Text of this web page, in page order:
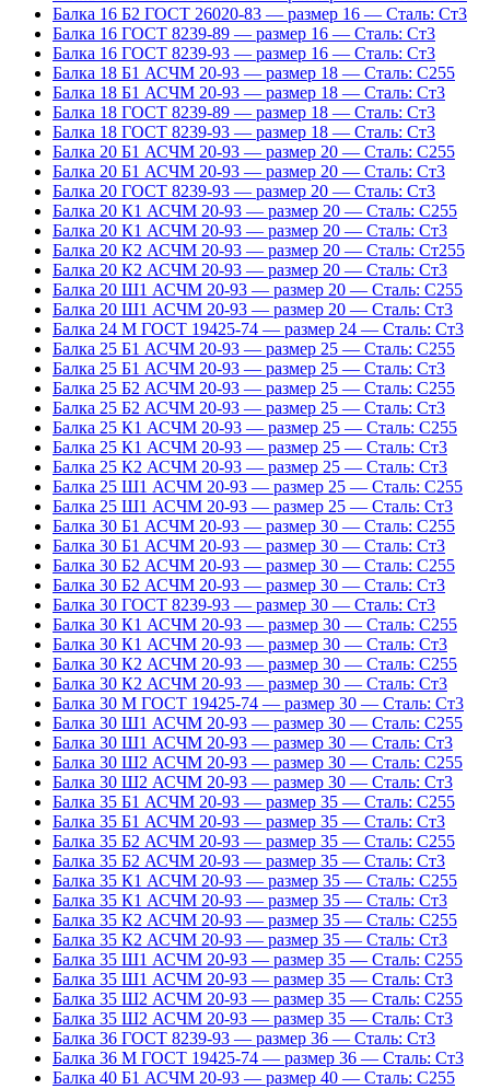
Балка 16 Б2 ГОСТ 26020-83 — размер 16 — Сталь: Ст3
Балка 16 ГОСТ 8239-89 — размер 16 — Сталь: Ст3
Балка 16 ГОСТ 8239-93 — размер 16 — Сталь: Ст3
Балка 18 Б1 АСЧМ 20-93 — размер 18 — Сталь: С255
Балка 18 Б1 АСЧМ 20-93 — размер 18 — Сталь: Ст3
Балка 18 ГОСТ 8239-89 — размер 18 — Сталь: Ст3
Балка 18 ГОСТ 8239-93 — размер 18 — Сталь: Ст3
Балка 20 Б1 АСЧМ 20-93 — размер 20 — Сталь: С255
Балка 20 Б1 АСЧМ 20-93 — размер 20 — Сталь: Ст3
Балка 20 ГОСТ 8239-93 — размер 20 — Сталь: Ст3
Балка 20 К1 АСЧМ 20-93 — размер 20 — Сталь: С255
Балка 20 К1 АСЧМ 20-93 — размер 20 — Сталь: Ст3
Балка 20 К2 АСЧМ 20-93 — размер 20 — Сталь: Ст255
Балка 20 К2 АСЧМ 20-93 — размер 20 — Сталь: Ст3
Балка 20 Ш1 АСЧМ 20-93 — размер 20 — Сталь: С255
Балка 20 Ш1 АСЧМ 20-93 — размер 20 — Сталь: Ст3
Балка 24 М ГОСТ 19425-74 — размер 24 — Сталь: Ст3
Балка 25 Б1 АСЧМ 20-93 — размер 25 — Сталь: С255
Балка 25 Б1 АСЧМ 20-93 — размер 25 — Сталь: Ст3
Балка 25 Б2 АСЧМ 20-93 — размер 25 — Сталь: С255
Балка 25 Б2 АСЧМ 20-93 — размер 25 — Сталь: Ст3
Балка 25 К1 АСЧМ 20-93 — размер 25 — Сталь: С255
Балка 25 К1 АСЧМ 20-93 — размер 25 — Сталь: Ст3
Балка 25 К2 АСЧМ 20-93 — размер 25 — Сталь: Ст3
Балка 25 Ш1 АСЧМ 20-93 — размер 25 — Сталь: С255
Балка 25 Ш1 АСЧМ 20-93 — размер 25 — Сталь: Ст3
Балка 30 Б1 АСЧМ 20-93 — размер 30 — Сталь: С255
Балка 30 Б1 АСЧМ 20-93 — размер 30 — Сталь: Ст3
Балка 30 Б2 АСЧМ 20-93 — размер 30 — Сталь: С255
Балка 30 Б2 АСЧМ 20-93 — размер 30 — Сталь: Ст3
Балка 30 ГОСТ 8239-93 — размер 30 — Сталь: Ст3
Балка 30 К1 АСЧМ 20-93 — размер 30 — Сталь: С255
Балка 30 К1 АСЧМ 20-93 — размер 30 — Сталь: Ст3
Балка 30 К2 АСЧМ 20-93 — размер 30 — Сталь: С255
Балка 30 К2 АСЧМ 20-93 — размер 30 — Сталь: Ст3
Балка 30 М ГОСТ 19425-74 — размер 30 — Сталь: Ст3
Балка 30 Ш1 АСЧМ 20-93 — размер 30 — Сталь: С255
Балка 30 Ш1 АСЧМ 20-93 — размер 30 — Сталь: Ст3
Балка 30 Ш2 АСЧМ 20-93 — размер 30 — Сталь: С255
Балка 30 Ш2 АСЧМ 20-93 — размер 30 — Сталь: Ст3
Балка 35 Б1 АСЧМ 20-93 — размер 35 — Сталь: С255
Балка 35 Б1 АСЧМ 20-93 — размер 35 — Сталь: Ст3
Балка 35 Б2 АСЧМ 20-93 — размер 35 — Сталь: С255
Балка 35 Б2 АСЧМ 20-93 — размер 35 — Сталь: Ст3
Балка 35 К1 АСЧМ 20-93 — размер 35 — Сталь: С255
Балка 35 К1 АСЧМ 20-93 — размер 35 — Сталь: Ст3
Балка 35 К2 АСЧМ 20-93 — размер 35 — Сталь: С255
Балка 35 К2 АСЧМ 20-93 — размер 35 — Сталь: Ст3
Балка 35 Ш1 АСЧМ 20-93 — размер 35 — Сталь: С255
Балка 35 Ш1 АСЧМ 20-93 — размер 35 — Сталь: Ст3
Балка 35 Ш2 АСЧМ 20-93 — размер 35 — Сталь: С255
Балка 35 Ш2 АСЧМ 20-93 — размер 35 — Сталь: Ст3
Балка 36 ГОСТ 8239-93 — размер 36 — Сталь: Ст3
Балка 36 М ГОСТ 19425-74 — размер 36 — Сталь: Ст3
Балка 40 Б1 АСЧМ 20-93 — размер 40 — Сталь: С255